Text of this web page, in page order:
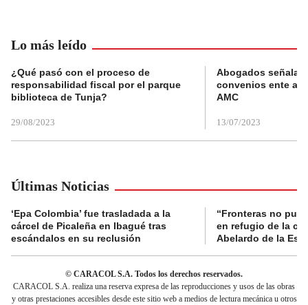
Lo más leído
¿Qué pasó con el proceso de
responsabilidad fiscal por el parque
biblioteca de Tunja?
29/08/2023
Abogados
convenios ente
AMC
13/07/2023
Últimas Noticias
‘Epa Colombia’ fue trasladada a la
cárcel de Picaleña en Ibagué tras
escándalos en su reclusión
“Fronteras no
en refugio de la
Abelardo de la
© CARACOL S.A. Todos los derechos reservados.
CARACOL S.A. realiza una reserva expresa de las reproducciones y usos de las obras
y otras prestaciones accesibles desde este sitio web a medios de lectura mecánica u otros